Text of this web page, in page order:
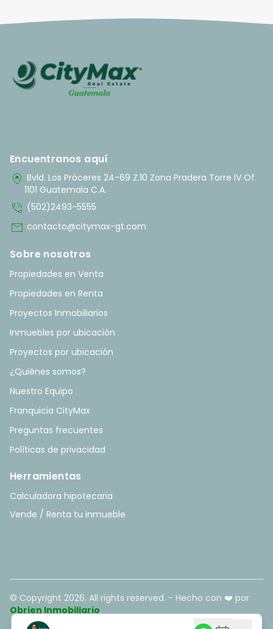
Encuentranos aquí
home_pin Bvld. Los Próceres 24-69 Z.10 Zona Pradera Torre IV Of.
1101 Guatemala C.A.
phone_in_talk (502)2493-5555
mail contacto@citymax-gt.com
Sobre nosotros
Propiedades en Venta
Propiedades en Renta
Proyectos Inmobiliarios
Inmuebles por ubicación
Proyectos por ubicación
¿Quiénes somos?
Nuestro Equipo
Franquicia CityMax
Preguntas frecuentes
Políticas de privacidad
Herramientas
Calculadora hipotecaria
Vende / Renta tu inmueble
© Copyright 2026. All rights reserved. - Hecho con ❤️ por
Obrien Inmobiliario.